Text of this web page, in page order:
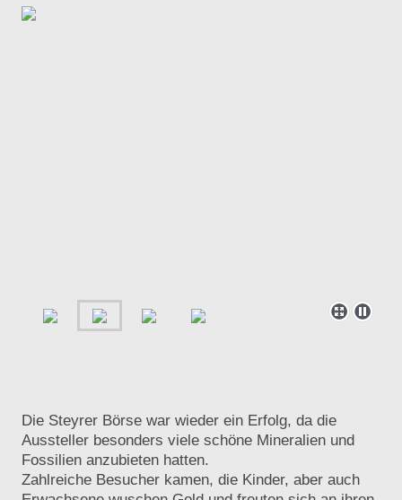
Die Steyrer Börse war wieder ein Erfolg, da die
Aussteller besonders viele schöne Mineralien und
Fossilien anzubieten hatten.
Zahlreiche Besucher kamen, die Kinder, aber auch